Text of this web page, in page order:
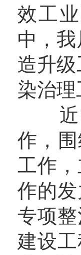
效工
中，
造升
染治理
近年
作，
工作
作的
专项
建设